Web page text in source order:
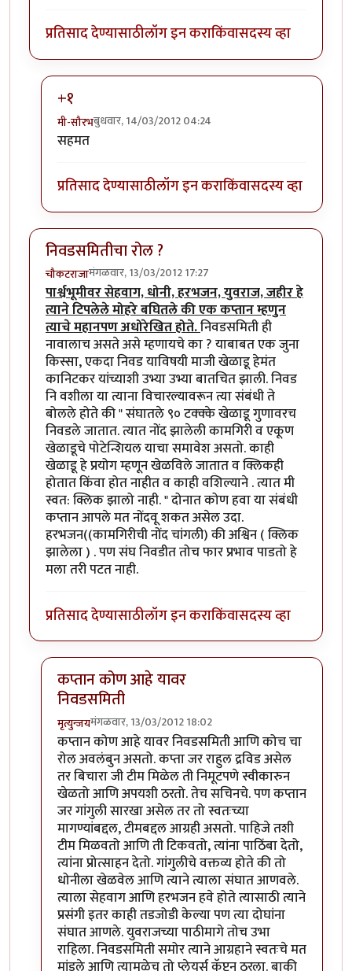
प्रतिसाद देण्यासाठीलॉग इन कराकिंवासदस्य व्हा
+१
मी-सौरभबुधवार, 14/03/2012 04:24
In reply to
सहमत
प्रतिसाद देण्यासाठीलॉग इन कराकिंवासदस्य व्हा
निवडसमितीचा रोल ?
चौकटराजामंगळवार, 13/03/2012 17:27
पार्श्वभूमीवर सेहवाग, धोनी, हरभजन, युवराज, जहीर हे
त्याने टिपलेले मोहरे बघितले की एक कप्तान म्हणुन
त्याचे महानपण अधोरेखित होते.निवडसमिती ही
नावालाच असते असे म्हणायचे का ? याबाबत एक जुना
किस्सा, एकदा निवड याविषयी माजी खेळाडू हेमंत
कानिटकर यांच्याशी उभ्या उभ्या बातचित झाली. निवड
नि वशीला या त्याना विचारल्यावरून त्या संबंधी ते
बोलले होते की " संघातले ९० टक्क्के खेळाडू गुणावरच
निवडले जातात. त्यात नोंद झालेली कामगिरी व एकूण
खेळाडूचे पोटेन्शियल याचा समावेश असतो. काही
खेळाडू हे प्रयोग म्हणून खेळविले जातात व क्लिकही
होतात किंवा होत नाहीत व काही वशिल्याने . त्यात मी
स्वत: क्लिक झालो नाही. " दोनात कोण हवा या संबंधी
कप्तान आपले मत नोंदवू शकत असेल उदा.
हरभजन((कामगिरीची नोंद चांगली) की अश्विन ( क्लिक
झालेला ) . पण संघ निवडीत तोच फार प्रभाव पाडतो हे
मला तरी पटत नाही.
प्रतिसाद देण्यासाठीलॉग इन कराकिंवासदस्य व्हा
कप्तान कोण आहे यावर
निवडसमिती
मृत्युन्जयमंगळवार, 13/03/2012 18:02
In reply toनिवडसमितीचा रोल ?byचौकटराजा
कप्तान कोण आहे यावर निवडसमिती आणि कोच चा
रोल अवलंबुन असतो. कप्ता जर राहुल द्रविड असेल
तर बिचारा जी टीम मिळेल ती निमूटपणे स्वीकारुन
खेळतो आणि अपयशी ठरतो. तेच सचिनचे. पण कप्तान
जर गांगुली सारखा असेल तर तो स्वतःच्या
मागण्यांबद्दल, टीमबद्दल आग्रही असतो. पाहिजे तशी
टीम मिळवतो आणि ती टिकवतो, त्यांना पाठिंबा देतो,
त्यांना प्रोत्साहन देतो. गांगुलीचे वक्तव्य होते की तो
धोनीला खेळवेल आणि त्याने त्याला संघात आणवले.
त्याला सेहवाग आणि हरभजन हवे होते त्यासाठी त्याने
प्रसंगी इतर काही तडजोडी केल्या पण त्या दोघांना
संघात आणले. युवराजच्या पाठीमागे तोच उभा
राहिला. निवडसमिती समोर त्याने आग्रहाने स्वतःचे मत